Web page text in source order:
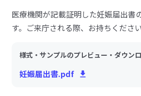
医療機関が記載証明した妊娠届出書
す。ご来庁される際、お持ちください
様式・サンプルのプレビュー・ダウン
妊娠届出書.pdf